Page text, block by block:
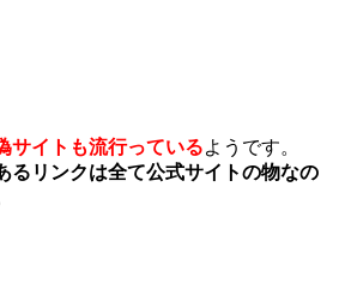
サイトも流行っているようです。
るリンクは全て公式サイトの物なの